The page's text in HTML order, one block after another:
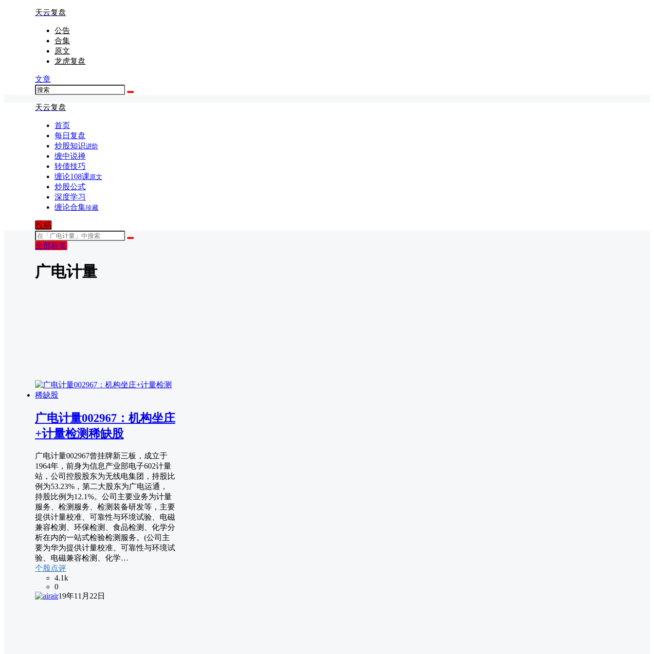
天云复盘
公告
合集
原文
龙虎复盘
文章
天云复盘
首页
每日复盘
炒股知识进阶
缠中说禅
转债技巧
缠论108课原文
炒股公式
深度学习
缠论合集珍藏
投稿
全部标签
广电计量
广电计量002967：机构坐庄
+计量检测稀缺股
广电计量002967曾挂牌新三板，成立于
1964年，前身为信息产业部电子602计量
站，公司控股股东为无线电集团，持股比
例为53.23%，第二大股东为广电运通，
持股比例为12.1%。公司主要业务为计量
服务、检测服务、检测装备研发等，主要
提供计量校准、可靠性与环境试验、电磁
兼容检测、环保检测、食品检测、化学分
析在内的一站式检验检测服务。(公司主
要为华为提供计量校准、可靠性与环境试
验、电磁兼容检测、化学…
个股点评
4.1k
0
air19年11月22日